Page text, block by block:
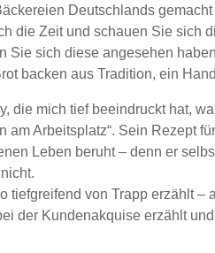
Deutschlands
die Zeit und schauen Sie sich
Sie sich diese angesehen
backen aus Tradition, ein
die mich tief beeindruckt hat,
am Arbeitsplatz“. Sein Rezept
Leben beruht – denn er
tiefgreifend von Trapp erzählt
der Kundenakquise erzählt